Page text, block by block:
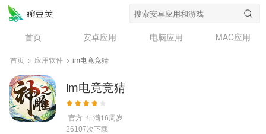
首页 安卓应用 电脑应用
MAC应用
资讯
专题
问答
首页 > 应用软件 > im电竟竞猜
im电竟竞猜
官方 年满16周岁
26107次下载